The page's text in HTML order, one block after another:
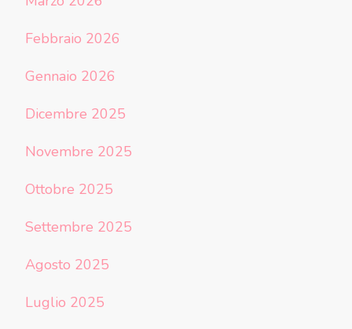
Febbraio 2026
Gennaio 2026
Dicembre 2025
Novembre 2025
Ottobre 2025
Settembre 2025
Agosto 2025
Luglio 2025